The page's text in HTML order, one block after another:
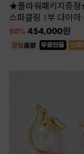
★플라워패키지증정★ 14K
스파클링 1부 다이아
50% 454,000원